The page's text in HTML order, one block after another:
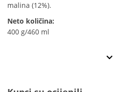
malina (12%).
Neto količina:
400 g/460 ml